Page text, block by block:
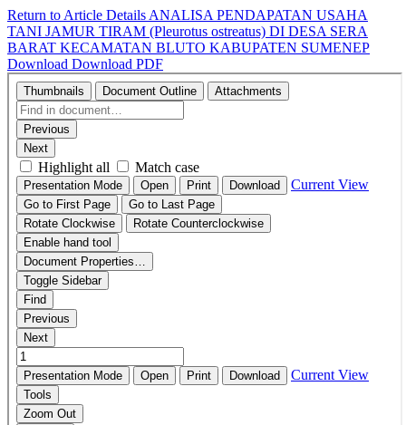
Return to Article Details ANALISA PENDAPATAN USAHA
TANI JAMUR TIRAM (Pleurotus ostreatus) DI DESA SERA
BARAT KECAMATAN BLUTO KABUPATEN SUMENEP
Download Download PDF